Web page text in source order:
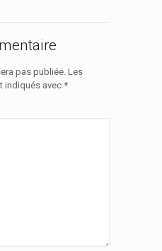
pas publiée. Les
indiqués avec *